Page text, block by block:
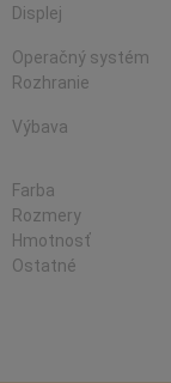
Displej
Operačný systém
Rozhranie
Výbava
Farba
Rozmery
Hmotnosť
Ostatné